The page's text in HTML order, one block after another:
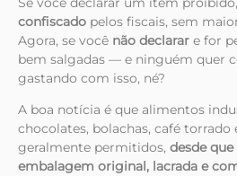
confiscado pelos fiscais, sem
Agora, se você não declarar e for
bem salgadas — e ninguém quer
gastando com isso, né?
A boa notícia é que alimentos
chocolates, bolachas, café torrado
geralmente permitidos, desde
embalagem original, lacrada e